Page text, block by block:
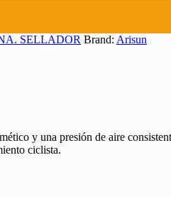
SELLADOR Brand: Arisun
y una presión de aire
ciclista.